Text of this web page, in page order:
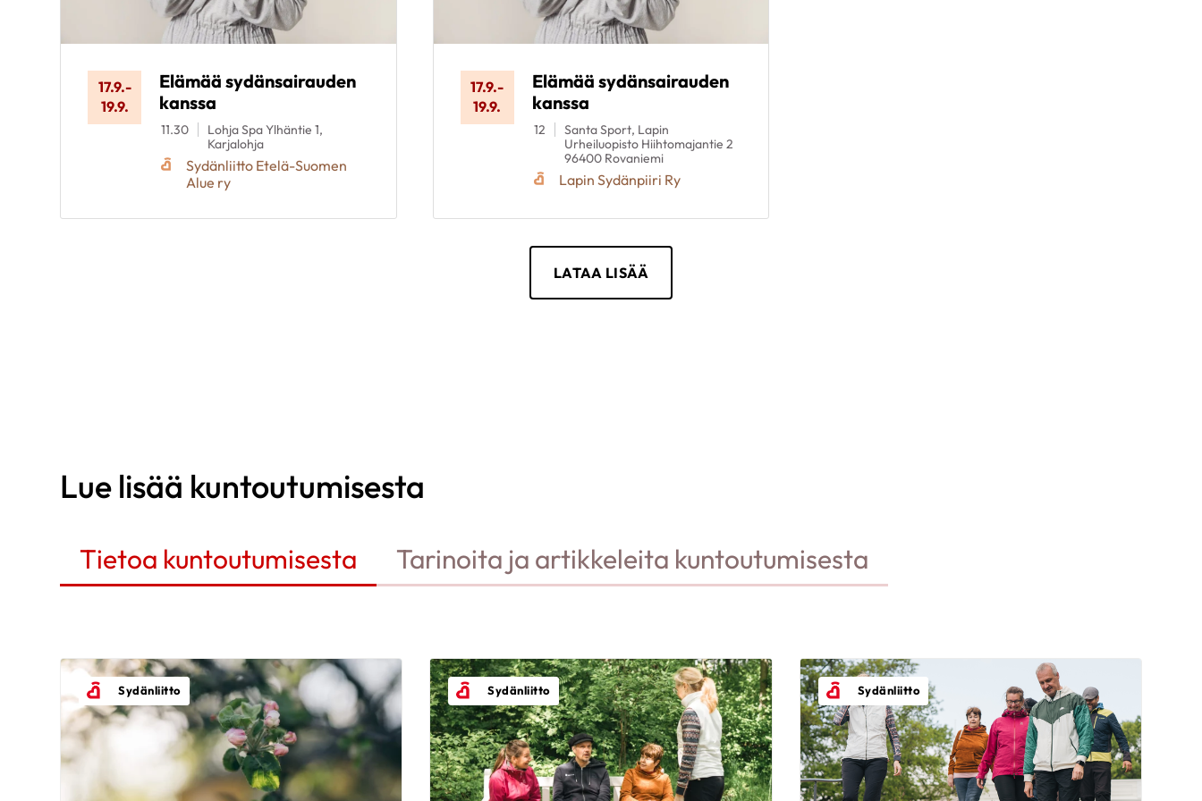
17.9.-
19.9.
Elämää sydänsairauden
kanssa
11.30
Lohja Spa Ylhäntie 1,
Karjalohja
Sydänliitto Etelä-Suomen
Alue ry
17.9.-
19.9.
Elämää sydänsairauden
kanssa
12
Santa Sport, Lapin
Urheiluopisto Hiihtomajantie 2
96400 Rovaniemi
Lapin Sydänpiiri Ry
LATAA LISÄÄ
Lue lisää kuntoutumisesta
Tietoa kuntoutumisesta Tarinoita ja artikkeleita kuntoutumisesta
Sydänliitto Sydänliitto Sydänliitto